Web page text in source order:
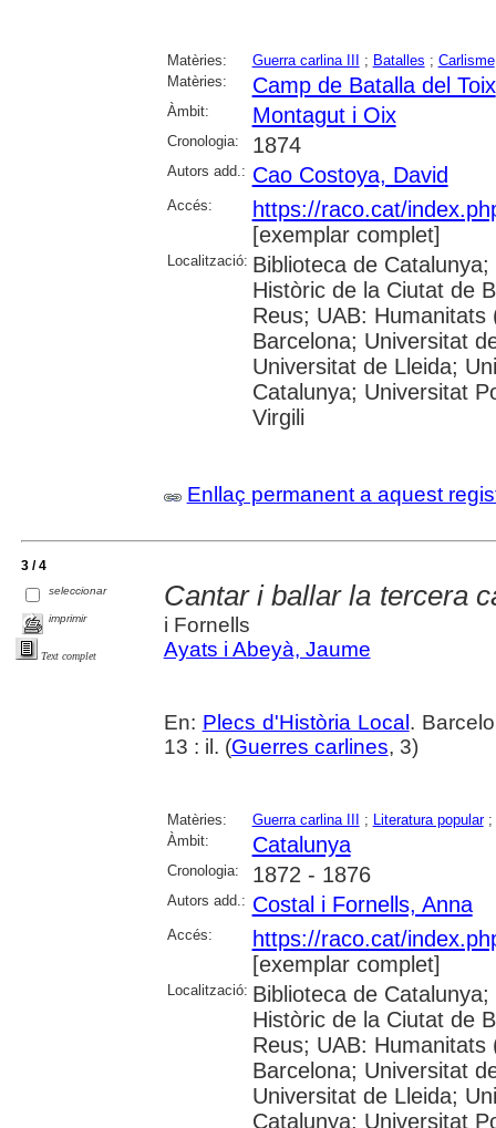
Matèries: Guerra carlina III ; Batalles ; Carlisme
Matèries:
Camp de Batalla del Toix
Àmbit: Montagut i Oix
Cronologia: 1874
Autors add.: Cao Costoya, David
Accés:
https://raco.cat/
[exemplar complet]
Localització: Biblioteca de
Històric de la Ciutat de
Reus; UAB:
Barcelona; Universitat
Universitat de Lleida;
Catalunya; Universitat
Virgili
Enllaç permanent a aquest
3 / 4
seleccionar
imprimir
Text complet
Cantar i ballar la tercera
i Fornells
Ayats i Abeyà, Jaume
En: Plecs d'Història Local .
13 : il. (Guerres carlines, 3)
Matèries: Guerra carlina III ; Literatura popular;
Àmbit:
Catalunya
Cronologia: 1872 - 1876
Autors add.: Costal i Fornells, Anna
Accés:
https://raco.cat/
[exemplar complet]
Localització: Biblioteca de
Històric de la Ciutat de
Reus; UAB:
Barcelona; Universitat
Universitat de Lleida;
Catalunya; Universitat